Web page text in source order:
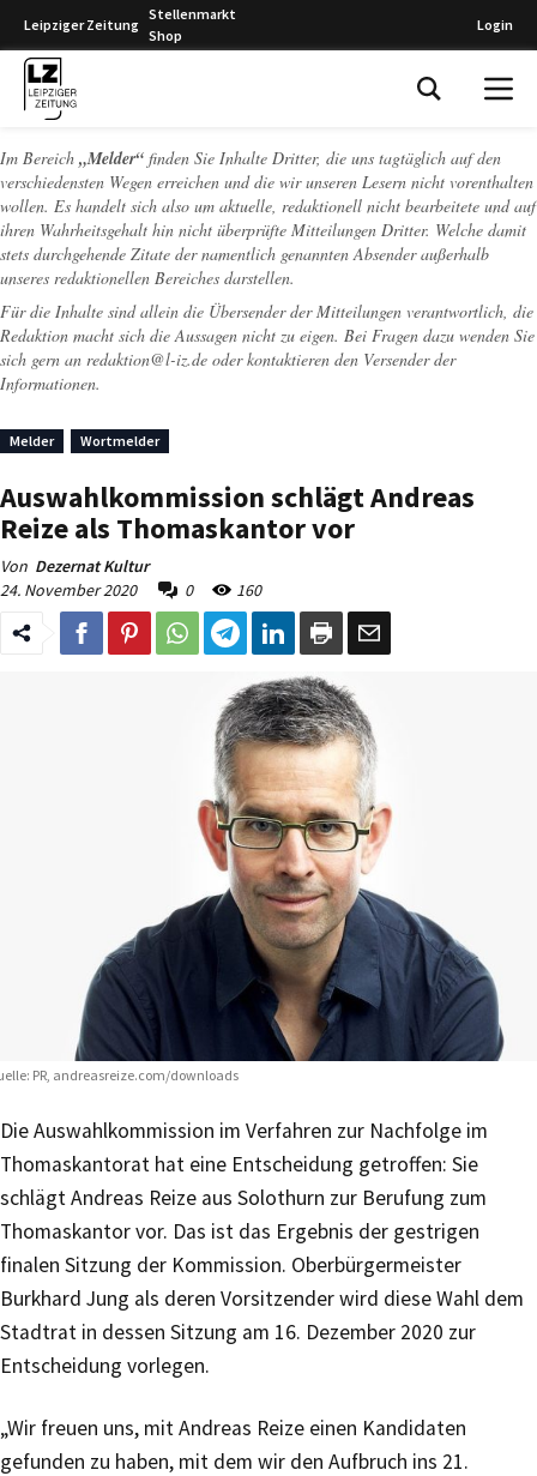
Leipziger Zeitung
Stellenmarkt
Shop
Login
Im Bereich „Melder“ finden Sie Inhalte Dritter, die uns tagtäglich auf den
verschiedensten Wegen erreichen und die wir unseren Lesern nicht vorenthalten
wollen. Es handelt sich also um aktuelle, redaktionell nicht bearbeitete und auf
ihren Wahrheitsgehalt hin nicht überprüfte Mitteilungen Dritter. Welche damit
stets durchgehende Zitate der namentlich genannten Absender außerhalb
unseres redaktionellen Bereiches darstellen.
Für die Inhalte sind allein die Übersender der Mitteilungen verantwortlich, die
Redaktion macht sich die Aussagen nicht zu eigen. Bei Fragen dazu wenden Sie
sich gern an redaktion@l-iz.de oder kontaktieren den Versender der
Informationen.
Melder Wortmelder
Auswahlkommission schlägt Andreas
Reize als Thomaskantor vor
Von Dezernat Kultur
24. November 2020
0 160
PR, andreasreize.com/downloads
Die Auswahlkommission im Verfahren zur Nachfolge im
Thomaskantorat hat eine Entscheidung getroffen: Sie
schlägt Andreas Reize aus Solothurn zur Berufung zum
Thomaskantor vor. Das ist das Ergebnis der gestrigen
finalen Sitzung der Kommission. Oberbürgermeister
Burkhard Jung als deren Vorsitzender wird diese Wahl dem
Stadtrat in dessen Sitzung am 16. Dezember 2020 zur
Entscheidung vorlegen.
„Wir freuen uns, mit Andreas Reize einen Kandidaten
gefunden zu haben, mit dem wir den Aufbruch ins 21.